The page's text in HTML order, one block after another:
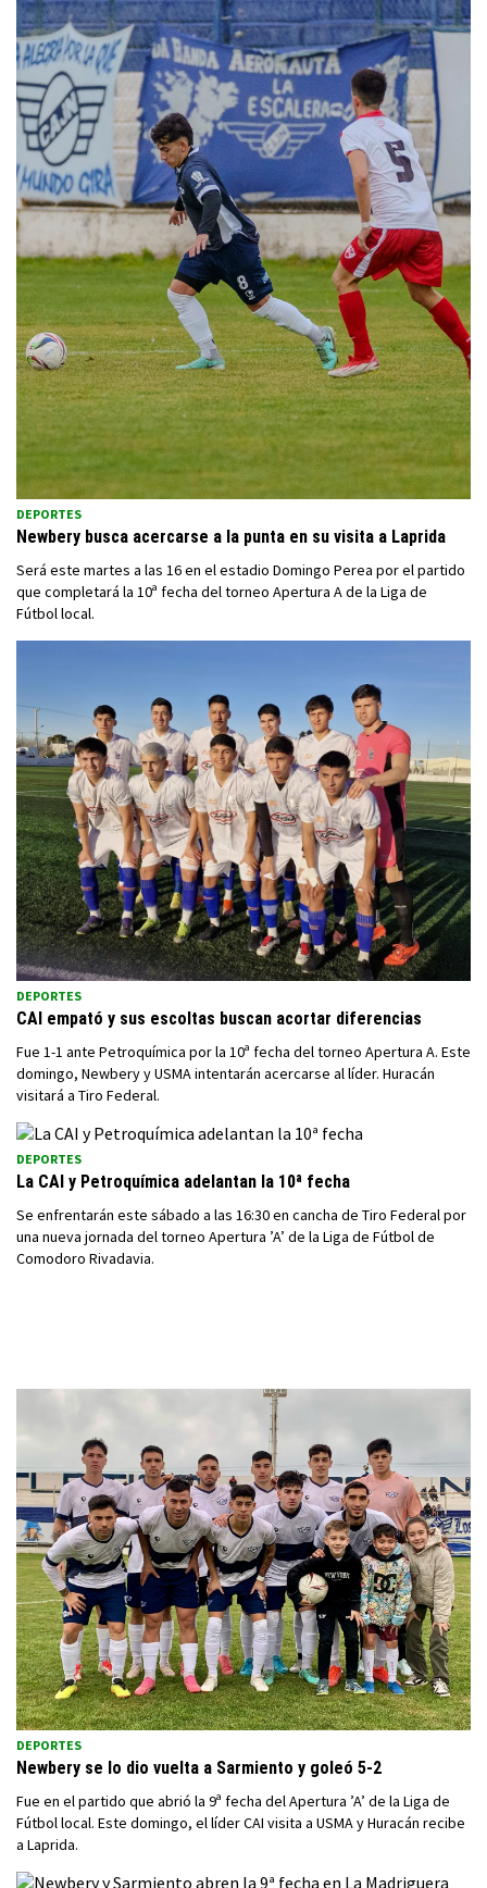
DEPORTES
Newbery busca acercarse a la punta en su visita a Laprida
Será este martes a las 16 en el estadio Domingo Perea por el partido
que completará la 10ª fecha del torneo Apertura A de la Liga de
Fútbol local.
DEPORTES
CAI empató y sus escoltas buscan acortar diferencias
Fue 1-1 ante Petroquímica por la 10ª fecha del torneo Apertura A. Este
domingo, Newbery y USMA intentarán acercarse al líder. Huracán
visitará a Tiro Federal.
DEPORTES
La CAI y Petroquímica adelantan la 10ª fecha
Se enfrentarán este sábado a las 16:30 en cancha de Tiro Federal por
una nueva jornada del torneo Apertura ’A’ de la Liga de Fútbol de
Comodoro Rivadavia.
DEPORTES
Newbery se lo dio vuelta a Sarmiento y goleó 5-2
Fue en el partido que abrió la 9ª fecha del Apertura ’A’ de la Liga de
Fútbol local. Este domingo, el líder CAI visita a USMA y Huracán recibe
a Laprida.